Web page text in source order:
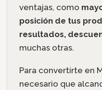
ventajas, como
posición de tus
resultados,
muchas otras.
Para convertirte en
necesario que